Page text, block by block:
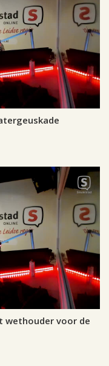
wethouder voor de